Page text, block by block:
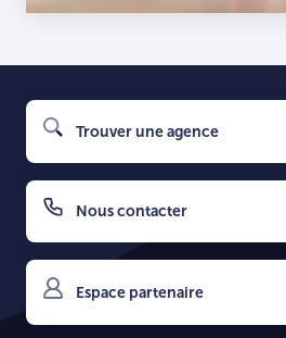
Trouver une agence
Nous contacter
Espace partenaire